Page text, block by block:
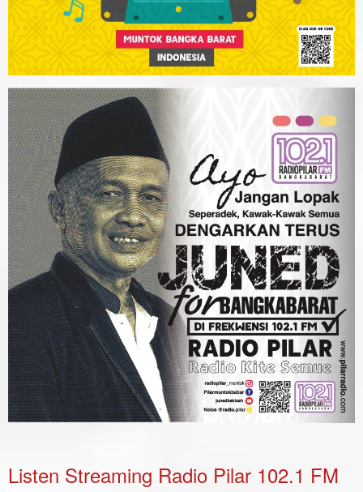
Listen Streaming Radio Pilar 102.1 FM